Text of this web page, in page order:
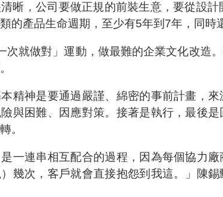
晰，公司要做正規的前裝生意，要從設
的產品生命週期，至少有5年到7年，同時
次就做對」運動，做最難的企業文化改造
精神是要通過嚴謹、綿密的事前計畫，
與困難、因應對策。接著是執行，最後
。
一連串相互配合的過程，因為每個協力
幾次，客戶就會直接抱怨到我這。」陳